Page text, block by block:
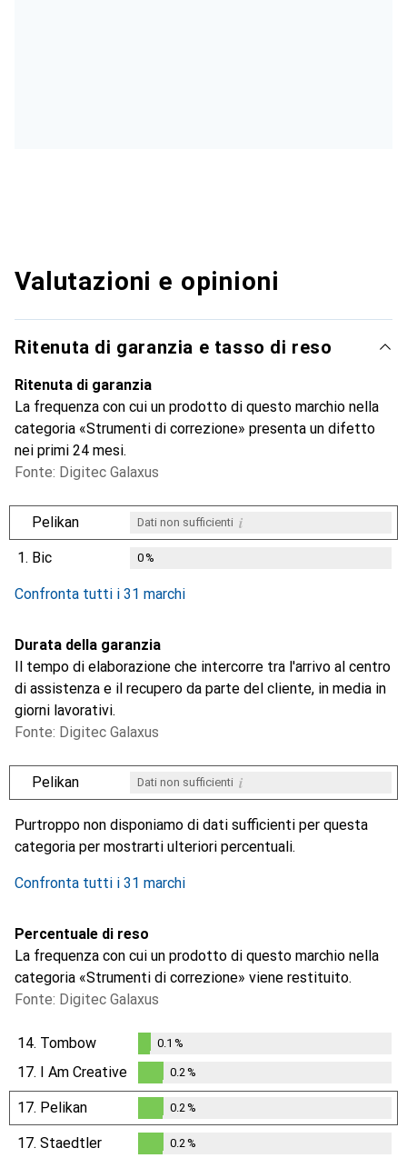
Valutazioni e opinioni
Ritenuta di garanzia e tasso di reso
Ritenuta di garanzia
La frequenza con cui un prodotto di questo marchio nella
categoria «Strumenti di correzione» presenta un difetto
nei primi 24 mesi.
Fonte: Digitec Galaxus
Pelikan Dati non sufficienti i
1. Bic 0%
Confronta tutti i 31 marchi
Durata della garanzia
Il tempo di elaborazione che intercorre tra l'arrivo al centro
di assistenza e il recupero da parte del cliente, in media in
giorni lavorativi.
Fonte: Digitec Galaxus
Pelikan Dati non sufficienti i
Purtroppo non disponiamo di dati sufficienti per questa
categoria per mostrarti ulteriori percentuali.
Confronta tutti i 31 marchi
Percentuale di reso
La frequenza con cui un prodotto di questo marchio nella
categoria «Strumenti di correzione» viene restituito.
Fonte: Digitec Galaxus
14. Tombow
%
0.1 %
17. I Am Creative
0.2%
0.2%
17. Pelikan
0.2%
0.2%
17. Staedtler 0.2%